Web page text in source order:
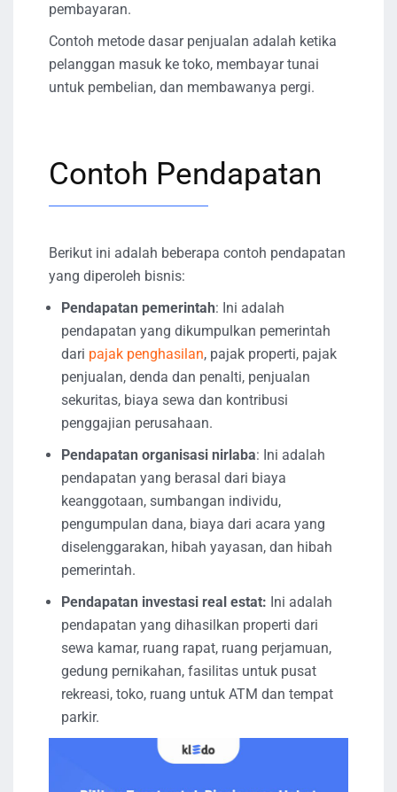
pembayaran.
Contoh metode dasar penjualan adalah ketika
pelanggan masuk ke toko, membayar tunai
untuk pembelian, dan membawanya pergi.
Contoh Pendapatan
Berikut ini adalah beberapa contoh pendapatan
yang diperoleh bisnis:
Pendapatan pemerintah: Ini adalah
pendapatan yang dikumpulkan pemerintah
dari pajak penghasilan, pajak properti, pajak
penjualan, denda dan penalti, penjualan
sekuritas, biaya sewa dan kontribusi
penggajian perusahaan.
Pendapatan organisasi nirlaba: Ini adalah
pendapatan yang berasal dari biaya
keanggotaan, sumbangan individu,
pengumpulan dana, biaya dari acara yang
diselenggarakan, hibah yayasan, dan hibah
pemerintah.
Pendapatan investasi real estat: Ini adalah
pendapatan yang dihasilkan properti dari
sewa kamar, ruang rapat, ruang perjamuan,
gedung pernikahan, fasilitas untuk pusat
rekreasi, toko, ruang untuk ATM dan tempat
parkir.